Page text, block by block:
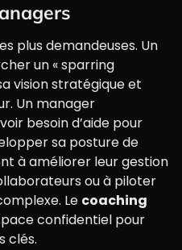
plus demandeuses. Un
un « sparring
vision stratégique et
Un manager
besoin d’aide pour
sa posture de
à améliorer leur gestion
ou à piloter
Le coaching
confidentiel pour
clés.